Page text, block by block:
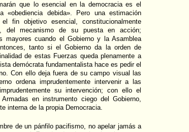
que lo esencial en la democracia es el
debida». Pero una estimación
fin objetivo esencial, constitucionalmente
del mecanismo de su puesta en acción;
mayores cuando el Gobierno y la Asamblea
tanto si el Gobierno da la orden de
de estas Fuerzas queda plenamente a
demócrata fundamentalista hace es pedir el
Con ello deja fuera de su campo visual las
ordena imprudentemente intervenir a las
su intervención; con ello el
en instrumento ciego del Gobierno,
interna de la propia Democracia.
de un pánfilo pacifismo, no apelar jamás a